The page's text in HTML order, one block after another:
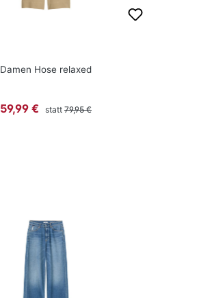
Damen Hose relaxed
Verkaufspreis:
59,99 € statt Regulärer Preis:
79,95 €